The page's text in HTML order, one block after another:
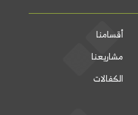
أقسامنا
مشاريعنا
الكفالات